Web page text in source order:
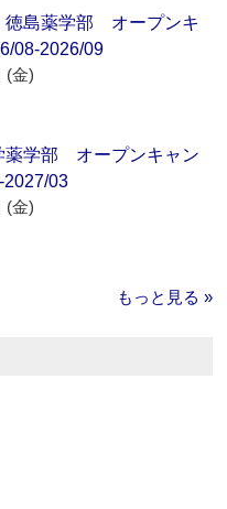
島薬学部 オープンキ
08-2026/09
(金)
薬学部 オープンキャン
03
(金)
もっと見る »